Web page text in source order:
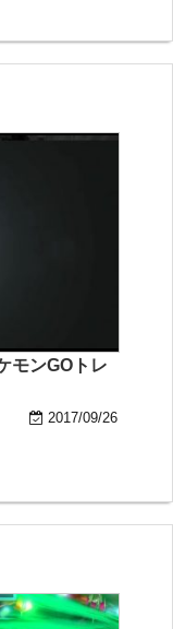
モンGOトレ
2017/09/26